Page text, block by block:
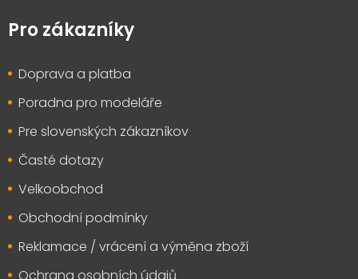
pPro zákazníky
Doprava a platba
Poradna pro modeláře
Pre slovenských zákazníkov
Časté dotazy
Velkoobchod
Obchodní podmínky
Reklamace / vrácení a výměna zboží